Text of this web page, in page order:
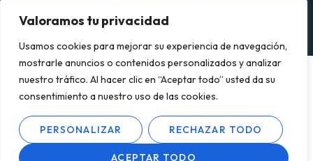
Valoramos tu privacidad
Usamos cookies para mejorar su experiencia de navegación,
mostrarle anuncios o contenidos personalizados y analizar
nuestro tráfico. Al hacer clic en “Aceptar todo” usted da su
consentimiento a nuestro uso de las cookies.
PERSONALIZAR RECHAZAR TODO
ACEPTAR TODO